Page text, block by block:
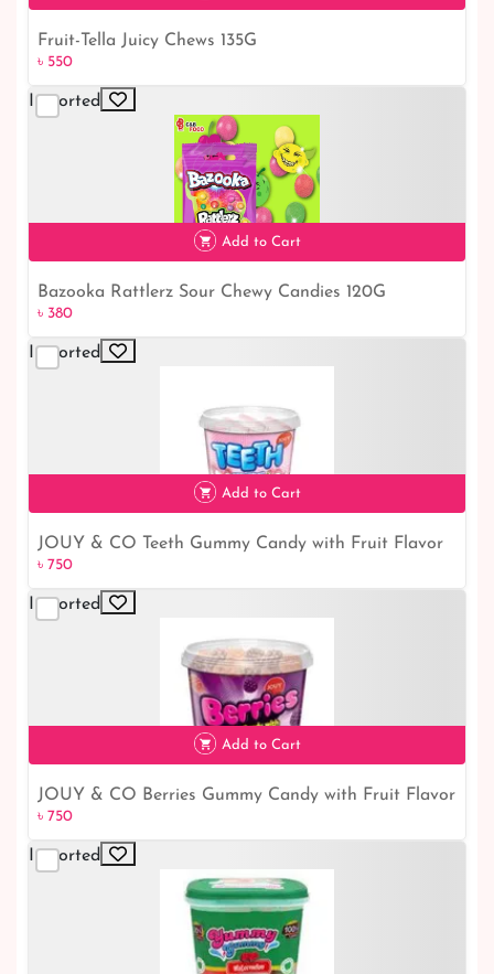
৳ 550
Fruit-Tella Juicy Chews 135G
৳ 550
Imported
৳ 380
Add to Cart
Bazooka Rattlerz Sour Chewy Candies 120G
৳ 380
Imported
৳ 750
Add to Cart
JOUY & CO Teeth Gummy Candy with Fruit Flavor
225G
৳ 750
Imported
৳ 750
Add to Cart
JOUY & CO Berries Gummy Candy with Fruit Flavor
225G
৳ 750
Imported